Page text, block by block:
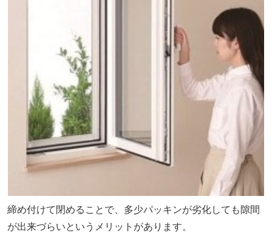
締め付けて閉めることで、多少パッキンが劣化しても隙間
が出来づらいというメリットがあります。